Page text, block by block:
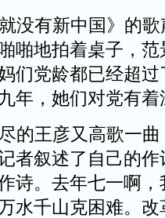
没有新中国》的歌
啪地拍着桌子，
们党龄都已经超
年，她们对党有
的王彦又高歌一曲
者叙述了自己的作
诗。去年七一啊
千山克困难。改